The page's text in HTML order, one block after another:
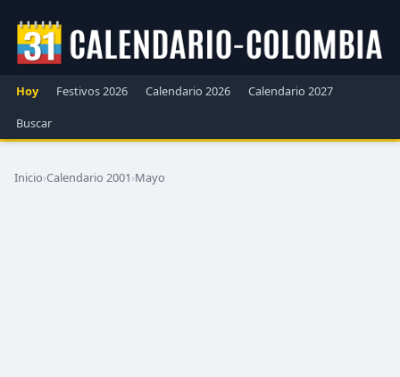
Hoy Festivos 2026 Calendario 2026
Calendario 2027
Buscar
Inicio›Calendario 2001›Mayo